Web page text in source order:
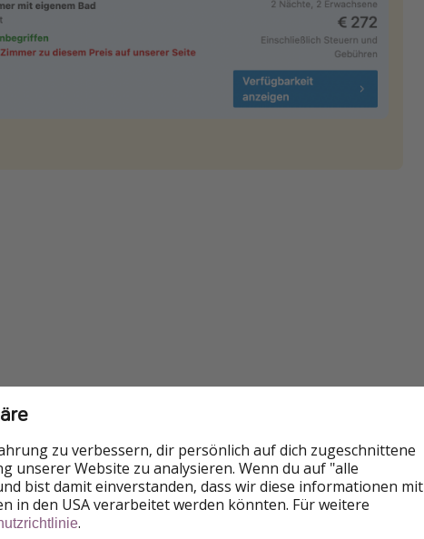
für die Einreise findet ihr immer auf den Seiten
es keine Risikogebiete mehr. Mittlerweile ist auch kein
nach Deutschland notwendig.
zu verbessern, dir persönlich auf dich zugeschnittene
unserer Website zu analysieren. Wenn du auf "alle
bist damit einverstanden, dass wir diese informationen mit
in den USA verarbeitet werden könnten. Für weitere
.